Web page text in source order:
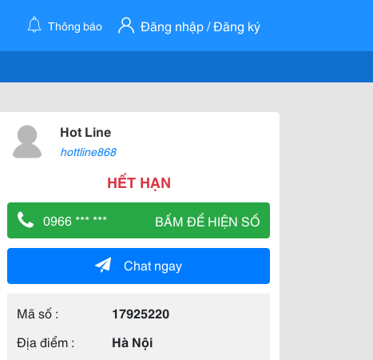
Thông báo Đăng nhập / Đăng ký
Hot Line
hottline868
HẾT HẠN
0966 *** *** BẤM ĐỂ HIỆN SỐ
Chat ngay
Mã số :
17925220
Địa điểm :
Hà Nội